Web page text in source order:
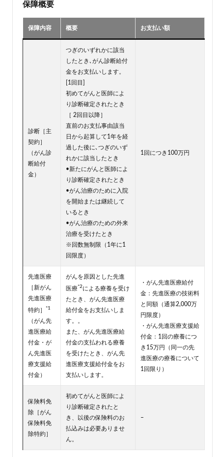
保障概要
保障内容 概要 お支払い額
診断［主
契約］
（がん診
断給付
金）
つぎのいずれかに該当
したとき､がん診断給付
金をお支払いします。
[1回目]
初めてがんと医師によ
り診断確定されたとき
［ 2回目以降］
直前のお支払事由該当
日から起算して1年を経
過した後に､つぎのいず
れかに該当したとき
•新たにがんと医師によ
り診断確定されたとき
•がん治療のために入院
を開始または継続して
いるとき
•がん治療のための外来
治療を受けたとき
※回数無制限（1年に1
回限度）
1回につき100万円
先進医療
［新がん
先進医療
特約］ *1
（がん先
進医療給
付金・が
ん先進医
療支援給
付金）
がんを原因とした先進
医療*2による療養を受け
たとき、がん先進医療
給付金をお支払いしま
す。。
また、がん先進医療給
付金の支払われる療養
を受けたとき、がん先
進医療支援給付金をお
支払いします。
・がん先進医療給付
金：先進医療の技術料
と同額（通算2,000万
円限度）
・がん先進医療支援給
付金：1回の療養につ
き15万円（同一の先
進医療の療養について
1回限り）
保険料免
除［がん
保険料免
除特約］
初めてがんと医師によ
り診断確定されたと
き、以後の保険料のお
払込みは必要ありませ
ん。
–